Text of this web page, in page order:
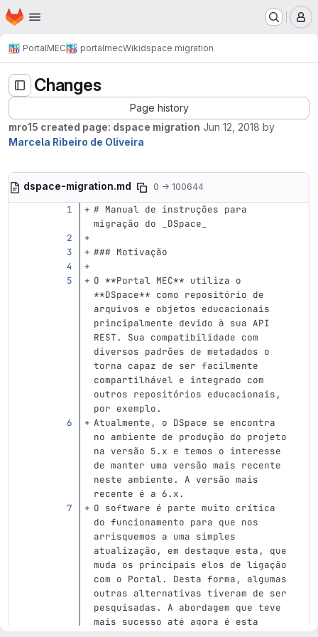
Skip to main content
Homepage
PortalMEC portalmecWikidspace migration
Changes
Page history
mro15 created page: dspace migration Jun 12, 2018 by
Marcela Ribeiro de Oliveira
dspace-migration.md 0 → 100644
# Manual de instruções para
migração do _DSpace_
### Motivação
O **Portal MEC** utiliza o
**DSpace** como repositório de
arquivos e objetos educacionais
principalmente devido à sua API
REST. Sua compatibilidade com
diversos padrões de metadados o
torna capaz de ser facilmente
compartilhável e integrado com
outros repositórios educacionais,
por exemplo.
Atualmente, o DSpace se encontra
no ambiente de produção do projeto
na versão 5.x e temos o interesse
de manter uma versão mais recente
neste ambiente. A versão mais
recente é a 6.x.
O software é parte muito crítica
do funcionamento para que nos
arrisquemos a uma simples
atualização, em destaque esta, que
muda os principais elos de ligação
com o Portal. Desta forma, algumas
outras alternativas tiveram de ser
pesquisadas. A abordagem que teve
mais sucesso até agora é esta